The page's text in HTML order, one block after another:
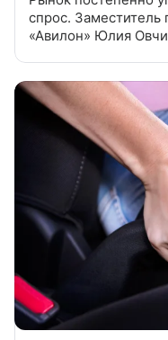
спрос. Заместитель
«Авилон» Юлия